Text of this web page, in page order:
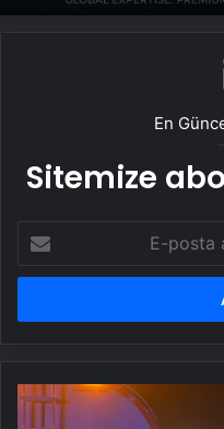
En
Sitemize
posta
adresinizi
Çanakkale'de